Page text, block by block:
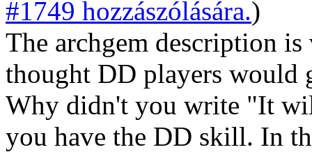
#1749 hozzászólására.)
The archgem description
thought DD players would
Why didn't you write "It
you have the DD skill. In